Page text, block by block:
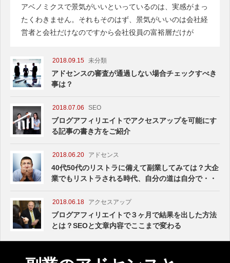
アベノミクスで景気がいいといっているのは、実感がまっ
たくわきません。それもそのはず、景気がいいのは会社経
営者と会社だけなのですから会社役員の富裕層だけが
2018.09.15 未分類
アドセンスの審査が通過しない場合チェックすべき
事は？
2018.07.06 SEO
ブログアフィリエイトでアクセスアップを可能にす
る記事の書き方をご紹介
2018.06.20 アドセンス
40代50代のリストラに備えて副業してみては？大企
業でもリストラされる時代、自分の道は自分で・・
2018.06.18 アクセスアップ
ブログアフィリエイトで３ヶ月で結果を出した方法
とは？SEOと文章内容でここまで変わる